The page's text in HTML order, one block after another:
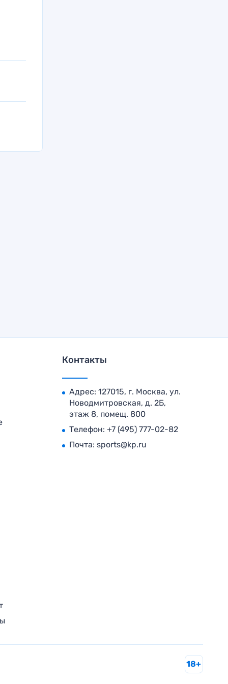
Контакты
Адрес: 127015, г. Москва, ул.
Новодмитровская, д. 2Б,
этаж 8, помещ. 800
Телефон: +7 (495) 777-02-82
Почта: sports@kp.ru
18+